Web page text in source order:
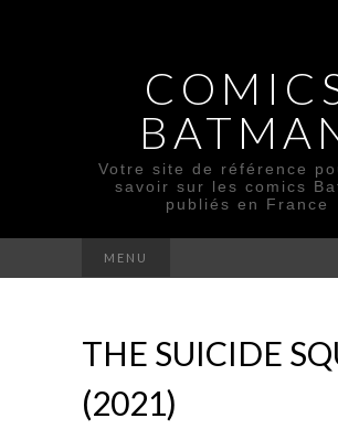
Votre site de référence
savoir sur les comics
publiés en France
MENU
THE SUICIDE
(2021)